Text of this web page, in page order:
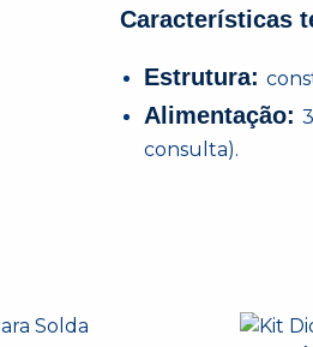
Características
Estrutura:
Alimentação:
consulta).